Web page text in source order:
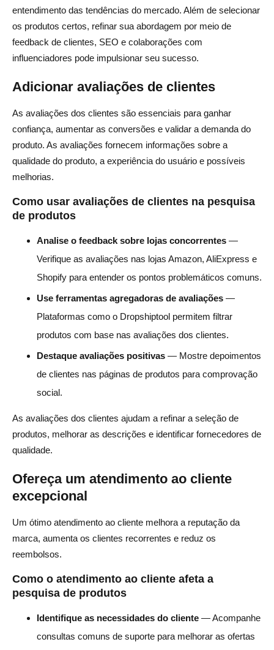
entendimento das tendências do mercado. Além de selecionar
os produtos certos, refinar sua abordagem por meio de
feedback de clientes, SEO e colaborações com
influenciadores pode impulsionar seu sucesso.
Adicionar avaliações de clientes
As avaliações dos clientes são essenciais para ganhar
confiança, aumentar as conversões e validar a demanda do
produto. As avaliações fornecem informações sobre a
qualidade do produto, a experiência do usuário e possíveis
melhorias.
Como usar avaliações de clientes na pesquisa
de produtos
Analise o feedback sobre lojas concorrentes —
Verifique as avaliações nas lojas Amazon, AliExpress e
Shopify para entender os pontos problemáticos comuns.
Use ferramentas agregadoras de avaliações —
Plataformas como o Dropshiptool permitem filtrar
produtos com base nas avaliações dos clientes.
Destaque avaliações positivas — Mostre depoimentos
de clientes nas páginas de produtos para comprovação
social.
As avaliações dos clientes ajudam a refinar a seleção de
produtos, melhorar as descrições e identificar fornecedores de
qualidade.
Ofereça um atendimento ao cliente
excepcional
Um ótimo atendimento ao cliente melhora a reputação da
marca, aumenta os clientes recorrentes e reduz os
reembolsos.
Como o atendimento ao cliente afeta a
pesquisa de produtos
Identifique as necessidades do cliente — Acompanhe
consultas comuns de suporte para melhorar as ofertas